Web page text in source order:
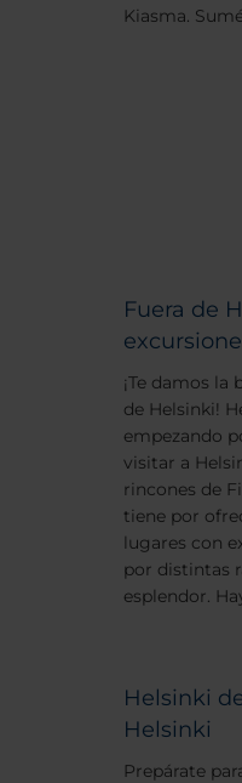
Kiasma.
Fuera de
¡Te damos
de Helsinki!
empezando
visitar a
rincones de
tiene por
lugares con
por distintas
esplendor.
Helsinki
Helsinki
Prepárate